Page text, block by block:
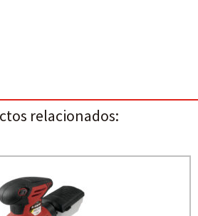
relacionados: